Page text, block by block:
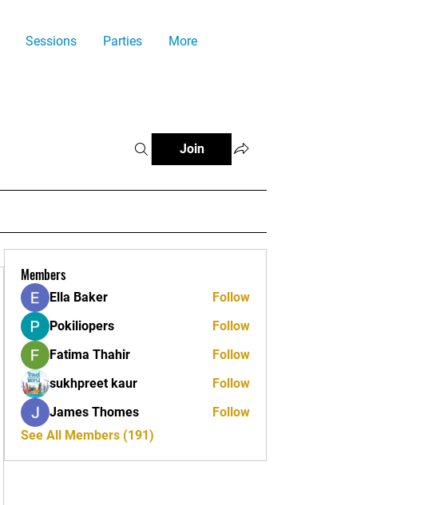
Sessions Parties More
Join
Members
Ella Baker
Follow
Pokiliopers
Follow
Fatima Thahir
Follow
sukhpreet kaur
Follow
James Thomes
Follow
See All Members (191)